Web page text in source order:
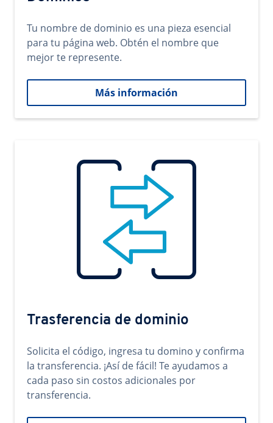
Tu nombre de dominio es una pieza esencial
para tu página web. Obtén el nombre que
mejor te represente.
Más información
Trasferencia de dominio
Solicita el código, ingresa tu domino y confirma
la transferencia. ¡Así de fácil! Te ayudamos a
cada paso sin costos adicionales por
transferencia.